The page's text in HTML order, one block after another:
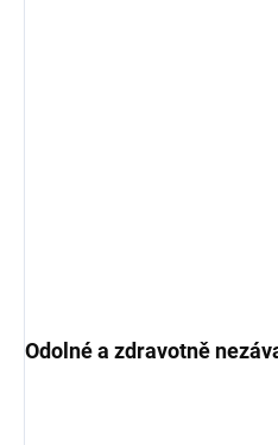
Odolné a zdravotně